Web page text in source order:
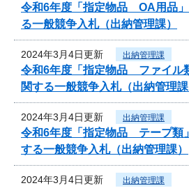
令和6年度「指定物品 OA用品
る一般競争入札（出納管理課）
2024年3月4日更新 出納管理課
令和6年度「指定物品 ファイル
関する一般競争入札（出納管理課
2024年3月4日更新 出納管理課
令和6年度「指定物品 テープ類
する一般競争入札（出納管理課）
2024年3月4日更新 出納管理課